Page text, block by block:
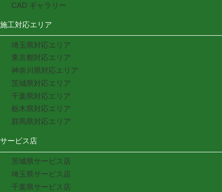
CAD ギャラリー
施工対応エリア
埼玉県対応エリア
東京都対応エリア
神奈川県対応エリア
茨城県対応エリア
千葉県対応エリア
栃木県対応エリア
群馬県対応エリア
サービス店
茨城県サービス店
埼玉県サービス店
千葉県サービス店